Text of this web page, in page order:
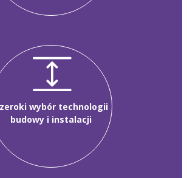
wybór technologii
budowy i instalacji